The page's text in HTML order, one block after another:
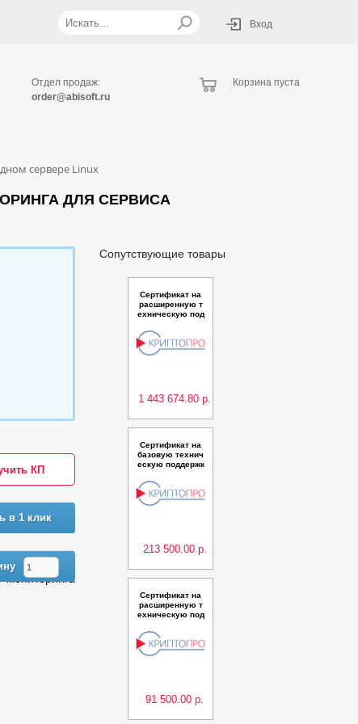
Вход
Отдел продаж:
order@abisoft.ru
Корзина пуста
сервере Linux
ДЛЯ СЕРВИСА
КП
в 1 клик
Сопутствующие товары
Сертификат на
расширенную т
ехническую под
тельной компон
енты "Сервис в
заимодействия
1 443 674.80 р.
Сертификат на
базовую технич
ескую поддержк
ряющий центр К
риптоПро УЦ" ве
рсии 2.0 (Испол
213 500.00 р.
Сертификат на
расширенную т
ехническую под
нт КриптоПро Це
нтр мониторинга
для TSP Server"
91 500.00 р.